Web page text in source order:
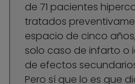
de 71 pacientes
tratados
espacio de cinco
solo caso de infarto o
de efectos
Pero sí que lo es que